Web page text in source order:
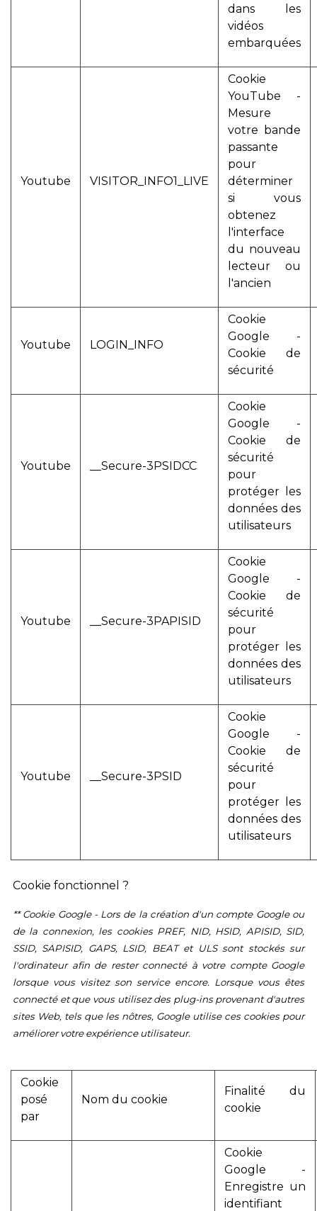
dans les
vidéos
embarquées
Youtube VISITOR_INFO1_LIVE
Cookie
YouTube -
Mesure
votre bande
passante
pour
déterminer
si vous
obtenez
l'interface
du nouveau
lecteur ou
l'ancien
Youtube LOGIN_INFO
Cookie
Google -
Cookie de
sécurité
Youtube __Secure-3PSIDCC
Cookie
Google -
Cookie de
sécurité
pour
protéger les
données des
utilisateurs
Youtube __Secure-3PAPISID
Cookie
Google -
Cookie de
sécurité
pour
protéger les
données des
utilisateurs
Youtube __Secure-3PSID
Cookie
Google -
Cookie de
sécurité
pour
protéger les
données des
utilisateurs
Cookie fonctionnel ?
** Cookie Google - Lors de la création d'un compte Google ou
de la connexion, les cookies PREF, NID, HSID, APISID, SID,
SSID, SAPISID, GAPS, LSID, BEAT et ULS sont stockés sur
l'ordinateur afin de rester connecté à votre compte Google
lorsque vous visitez son service encore. Lorsque vous êtes
connecté et que vous utilisez des plug-ins provenant d'autres
sites Web, tels que les nôtres, Google utilise ces cookies pour
améliorer votre expérience utilisateur.
Cookie
posé
par
Nom du cookie
Finalité du
cookie
Cookie
Google -
Enregistre un
identifiant